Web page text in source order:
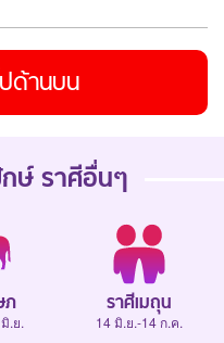
ด้านบน
ษ์ราศีอื่นๆ
ภ
.ย.
ราศีเมถุน
14 มิ.ย.-14 ก.ค.